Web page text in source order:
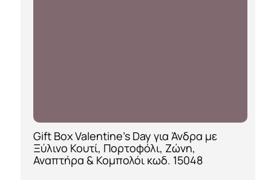
[ti_wishlists_addtowishlist loop=yes]
Gift Box Valentine’s Day για Άνδρα με
Ξύλινο Κουτί, Πορτοφόλι, Ζώνη,
Αναπτήρα & Κομπολόι κωδ. 15048